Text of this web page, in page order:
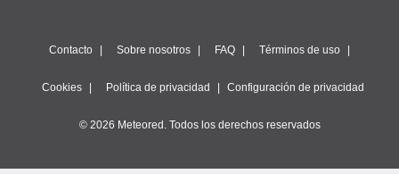
Contacto Sobre nosotros FAQ Términos de uso
Cookies Política de privacidad Configuración de privacidad
© 2026 Meteored. Todos los derechos reservados